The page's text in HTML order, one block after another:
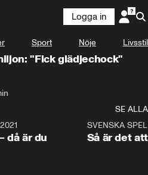
Logga in
Sport Nöje Livsstil
"Fick glädjechock"
SE ALLA
då är du
SVENSKA
Så är det